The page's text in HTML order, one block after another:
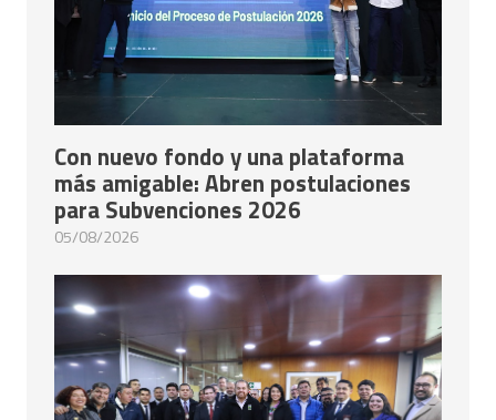
Con nuevo fondo y una plataforma
más amigable: Abren postulaciones
para Subvenciones 2026
05/08/2026